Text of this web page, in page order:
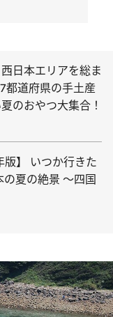
西日本エリアを総ま
都道府県の手土産
のおやつ大集合！
版】 いつか行きた
の夏の絶景 ～四国